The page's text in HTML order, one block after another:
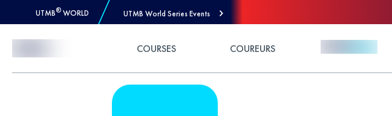
UTMB® WORLD UTMB World Series Events
COURSES COUREURS